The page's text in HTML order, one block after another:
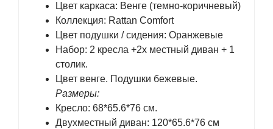
Цвет каркаса: Венге (темно-коричневый)
Коллекция: Rattan Comfort
Цвет подушки / сидения: Оранжевые
Набор: 2 кресла +2х местный диван + 1
столик.
Цвет венге. Подушки бежевые.
Размеры:
Кресло: 68*65.6*76 см.
Двухместный диван: 120*65.6*76 см